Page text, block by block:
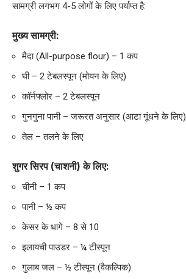
सामग्री लगभग 4-5 लोगों के लिए पर्याप्त है:
मुख्य सामग्री:
मैदा (All-purpose flour) – 1 कप
घी – 2 टेबलस्पून (मोयन के लिए)
कॉर्नफ्लोर – 2 टेबलस्पून
गुनगुना पानी – जरूरत अनुसार (आटा गूंधने के लिए)
तेल – तलने के लिए
शुगर सिरप (चाशनी) के लिए:
चीनी – 1 कप
पानी – ½ कप
केसर के धागे – 8 से 10
इलायची पाउडर – ¼ टीस्पून
गुलाब जल – ½ टीस्पून (वैकल्पिक)